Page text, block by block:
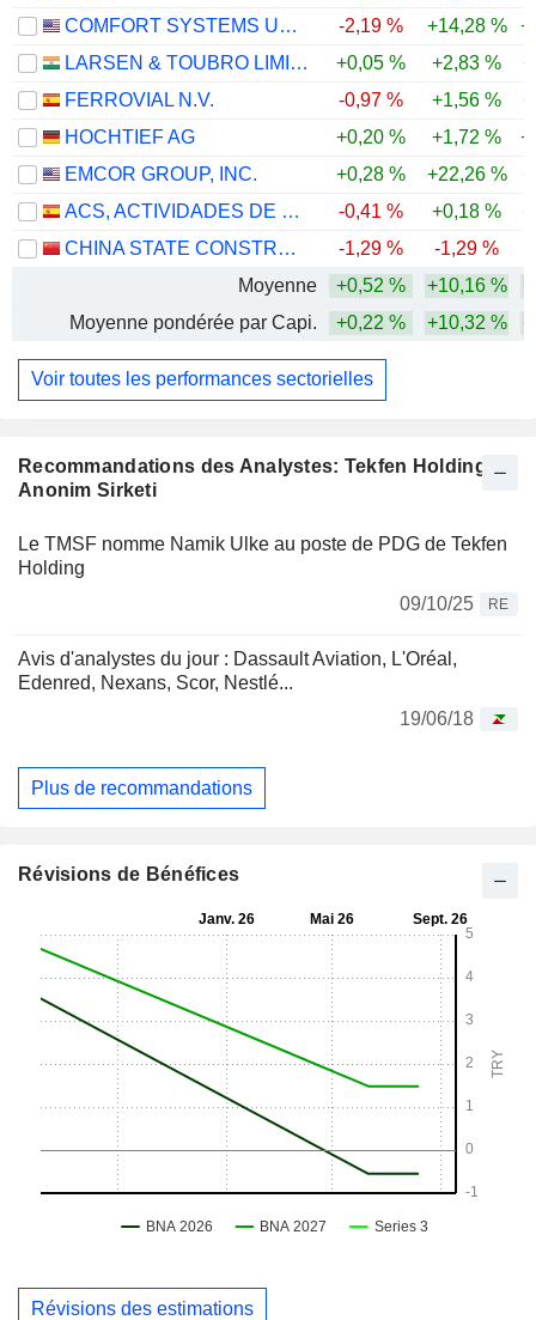
Recommandations des Analystes: Tekfen Holding
Anonim Sirketi
Le TMSF nomme Namik Ulke au poste de PDG de Tekfen
Holding
09/10/25
RE
Avis d'analystes du jour : Dassault Aviation, L'Oréal,
Edenred, Nexans, Scor, Nestlé...
19/06/18
Plus de recommandations
COMFORT SYSTEMS USA, INC.
-2,19 % +14,28 %
LARSEN & TOUBRO LIMITED
+0,05 % +2,83 %
FERROVIAL N.V.
-0,97 % +1,56 %
HOCHTIEF AG
+0,20 % +1,72 %
EMCOR GROUP, INC.
+0,28 % +22,26 %
ACS, ACTIVIDADES DE CONSTRUCCIÓN Y SERVICIOS, S.A.
-0,41 % +0,18 %
CHINA STATE CONSTRUCTION ENGINEERING CORPORATION LIMITED
-1,29 % -1,29 %
Moyenne
+0,52 % +10,16 %
Moyenne pondérée par Capi.
+0,22 % +10,32 %
Voir toutes les performances sectorielles
Révisions de Bénéfices
Révisions des estimations